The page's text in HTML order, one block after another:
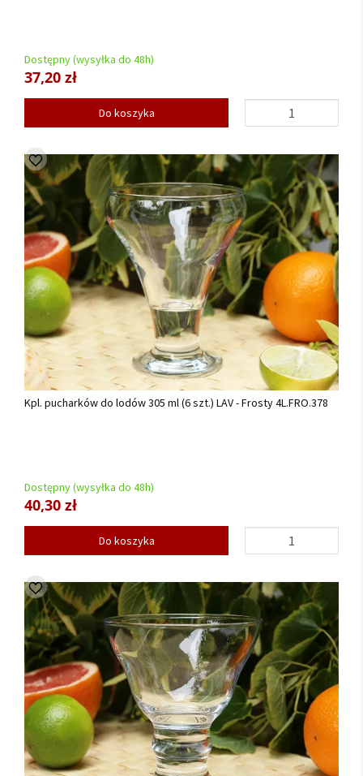
Dostępny (wysyłka do 48h)
37,20 zł
Do koszyka
Kpl. pucharków do lodów 305 ml (6 szt.) LAV - Frosty 4L.FRO.378
Dostępny (wysyłka do 48h)
40,30 zł
Do koszyka